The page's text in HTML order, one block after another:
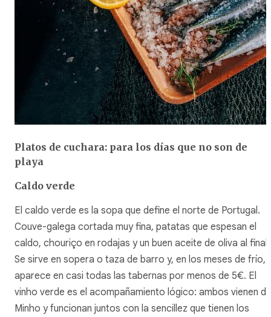
Platos de cuchara: para los días que no son de
playa
Caldo verde
El caldo verde es la sopa que define el norte de Portugal.
Couve-galega cortada muy fina, patatas que espesan el
caldo, chouriço en rodajas y un buen aceite de oliva al final.
Se sirve en sopera o taza de barro y, en los meses de frío,
aparece en casi todas las tabernas por menos de 5€. El
vinho verde es el acompañamiento lógico: ambos vienen
Minho y funcionan juntos con la sencillez que tienen los